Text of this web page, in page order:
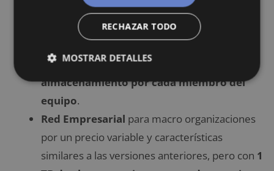
para empresas grandes por $12,50/mes
versión Estándar, pero con
almacenamiento por cada miembro del
equipo.
Red Empresarial para macro organizaciones
por un precio variable y características
similares a las versiones anteriores, pero con 1
RECHAZAR TODO
MOSTRAR DETALLES